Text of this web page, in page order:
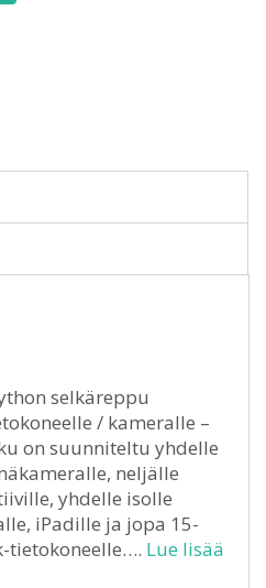
selkäreppu
/ kameralle –
on suunniteltu yhdelle
neljälle
yhdelle isolle
iPadille ja jopa 15-
tietokoneelle…. Lue lisää